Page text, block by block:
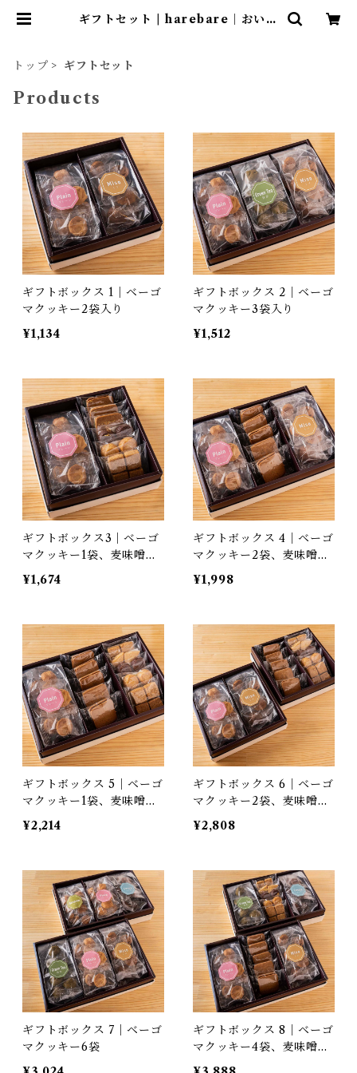
ギフトセット | harebare｜おいし
トップ ギフトセット
Products
ギフトボックス 1｜ベーゴ
マクッキー2袋入り
¥1,134
ギフトボックス 2｜ベーゴ
マクッキー3袋入り
¥1,512
ギフトボックス3｜ベーゴ
マクッキー1袋、麦味噌キ
ャラメルサンド3個、ハレ
バターサブレ3袋
¥1,674
ギフトボックス 4｜ベーゴ
マクッキー2袋、麦味噌キ
ャラメルサンド5個
¥1,998
ギフトボックス 5｜ベーゴ
マクッキー1袋、麦味噌キ
ャラメルサンド5個、ハレ
バターサブレ5袋
¥2,214
ギフトボックス 6｜ベーゴ
マクッキー2袋、麦味噌キ
ャラメルサンド5個、ハレ
バターサブレ5袋
¥2,808
ギフトボックス 7｜ベーゴ
マクッキー6袋
ギフトボックス 8｜ベーゴ
マクッキー4袋、麦味噌キ
ャラメルサンド5個、ハレ